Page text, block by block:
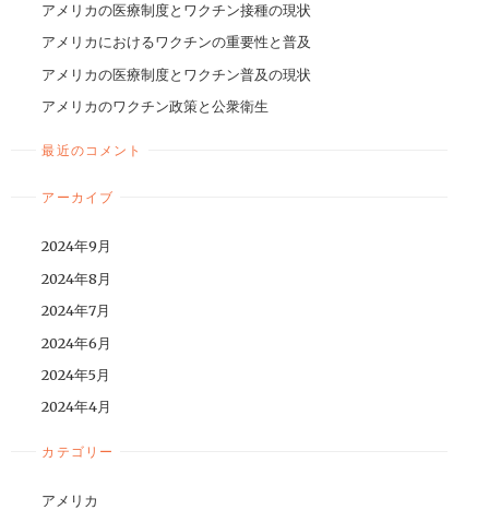
アメリカの医療制度とワクチン接種の現状
アメリカにおけるワクチンの重要性と普及
アメリカの医療制度とワクチン普及の現状
アメリカのワクチン政策と公衆衛生
最近のコメント
アーカイブ
2024年9月
2024年8月
2024年7月
2024年6月
2024年5月
2024年4月
カテゴリー
アメリカ